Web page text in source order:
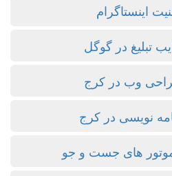
اینستاگرام
تبلیغ در گوگل
وب در کرج
نویسی در کرج
های جست و جو